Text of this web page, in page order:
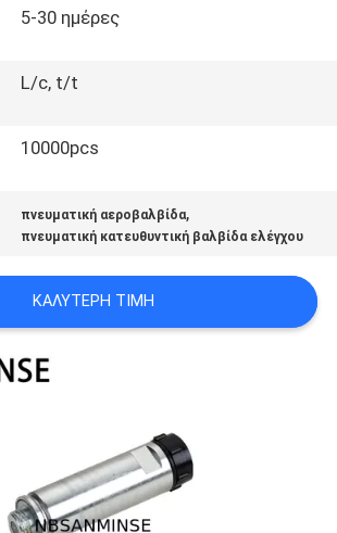
5-30 ημέρες
L/c, t/t
10000pcs
πνευματική αεροβαλβίδα,
πνευματική κατευθυντική βαλβίδα ελέγχου
ΚΑΛΎΤΕΡΗ ΤΙΜΉ